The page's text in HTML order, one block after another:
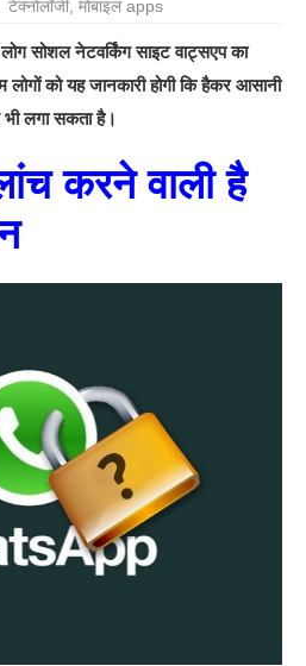
टेक्नोलॉजी,मोबाइल apps
सोशल नेटवर्किंग साइट वाट्सएप का
को यह जानकारी होगी कि हैकर आसानी
लगा सकता है।
करने वाली है